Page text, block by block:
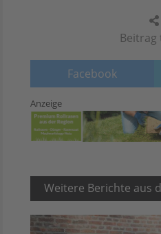
Beitrag
Facebook
Anzeige
Weitere Berichte aus